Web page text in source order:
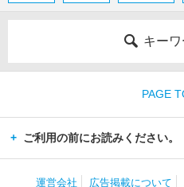
キー
PAGE
ご利用の前にお読みください。
運営会社 広告掲載について